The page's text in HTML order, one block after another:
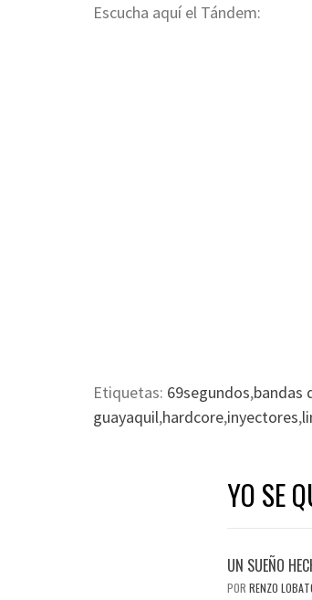
Escucha aquí el Tándem:
Etiquetas: 69segundos,bandas
guayaquil,hardcore,inyectores,
YO SE
UN SUEÑO
POR RENZO